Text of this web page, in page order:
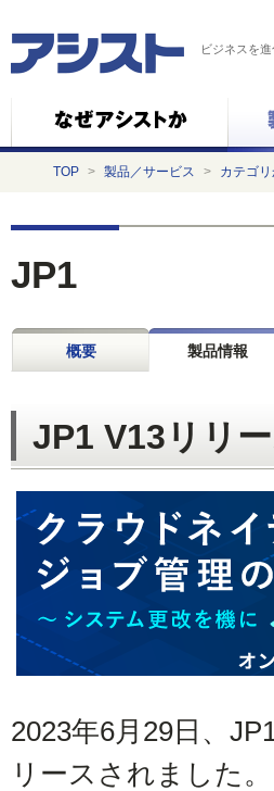
ビジネスを
TOP > 製品／サービス > カテゴ
JP1
概要 製品情報
JP1 V13リリ
2023年6月29日、
リースされました。